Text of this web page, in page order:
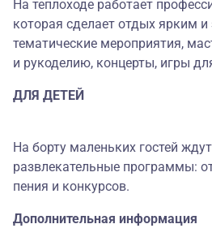
На теплоходе работает
которая сделает отдых ярким
тематические мероприятия,
и рукоделию, концерты, игры
ДЛЯ ДЕТЕЙ
На борту маленьких гостей
развлекательные программы:
пения и конкурсов.
Дополнительная информация